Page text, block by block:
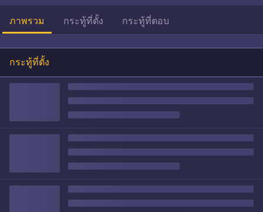
ภาพรวม กระทู้ที่ตั้ง กระทู้ที่ตอบ
กระทู้ที่ตั้ง